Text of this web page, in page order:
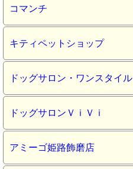
コマンチ
キティペットショップ
ドッグサロン・ワンスタイル
ドッグサロンＶｉＶｉ
アミーゴ姫路飾磨店